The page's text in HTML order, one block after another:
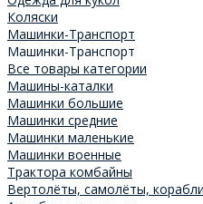
Коляски
Машинки-Транспорт
Машинки-Транспорт
Все товары категории
Машины-каталки
Машинки большие
Машинки средние
Машинки маленькие
Машинки военные
Трактора комбайны
Вертолёты, самолёты, корабли